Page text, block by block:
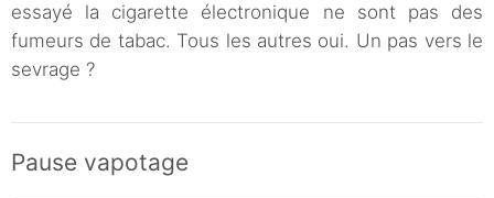
essayé la cigarette électronique ne sont pas des
fumeurs de tabac. Tous les autres oui. Un pas vers le
sevrage ?
Pause vapotage